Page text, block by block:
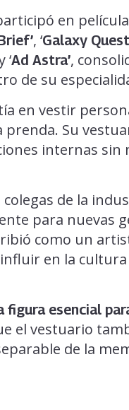
en
, ‘Galaxy
‘Ad Astra’,
de su
en vestir
prenda. Su
internas sin
de la
para nuevas
como un
en la cultura
figura esencial
el vestuario
de la